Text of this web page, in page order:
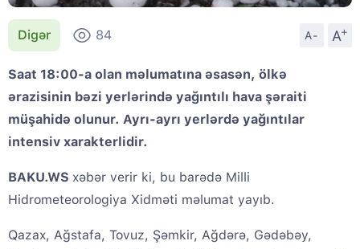
Digər 84 A- A
+
Saat 18:00-a olan məlumatına əsasən, ölkə
ərazisinin bəzi yerlərində yağıntılı hava şəraiti
müşahidə olunur. Ayrı-ayrı yerlərdə yağıntılar
intensiv xarakterlidir.
BAKU.WS xəbər verir ki, bu barədə Milli
Hidrometeorologiya Xidməti məlumat yayıb.
Qazax, Ağstafa, Tovuz, Şəmkir, Ağdərə, Gədəbəy,